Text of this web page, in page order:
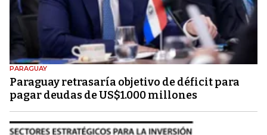
PARAGUAY
Paraguay retrasaría objetivo de déficit para
pagar deudas de US$1.000 millones